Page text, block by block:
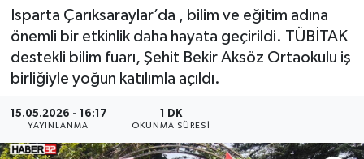
Isparta Çarıksaraylar’da , bilim ve eğitim adına
önemli bir etkinlik daha hayata geçirildi. TÜBİTAK
destekli bilim fuarı, Şehit Bekir Aksöz Ortaokulu iş
birliğiyle yoğun katılımla açıldı.
15.05.2026 - 16:17
YAYINLANMA
1 DK
OKUNMA SÜRESI
BİLİM VE TEKNOLOJİ
EĞİTİM
GENEL
Güncel
Tüm Manşetler
Son Dakika Haberleri
Haber Arşivi